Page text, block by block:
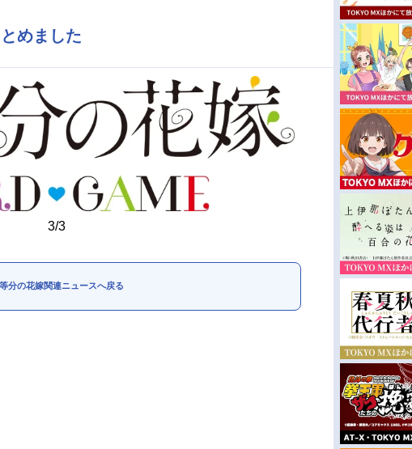
男性声優/女性声優一覧
今期アニメ曜日別一覧
夏アニメ
FOLLOW US
めました
3/3
分の花嫁関連ニュースへ戻る